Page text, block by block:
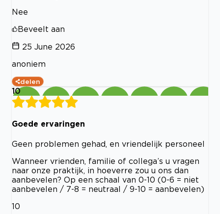
Nee
Beveelt aan
25 June 2026
anoniem
delen
10
Goede ervaringen
Geen problemen gehad, en vriendelijk personeel
Wanneer vrienden, familie of collega’s u vragen
naar onze praktijk, in hoeverre zou u ons dan
aanbevelen? Op een schaal van 0-10 (0-6 = niet
aanbevelen / 7-8 = neutraal / 9-10 = aanbevelen)
10